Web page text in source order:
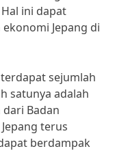
ini dapat
Jepang di
sejumlah
satunya adalah
Badan
terus
berdampak